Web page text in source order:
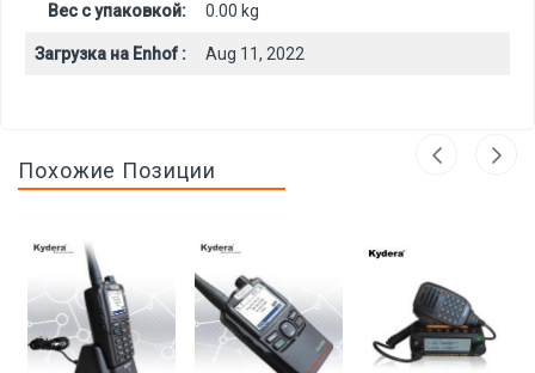
Вес с упаковкой: 0.00 kg
Загрузка на Enhof : Aug 11, 2022
Похожие Позиции